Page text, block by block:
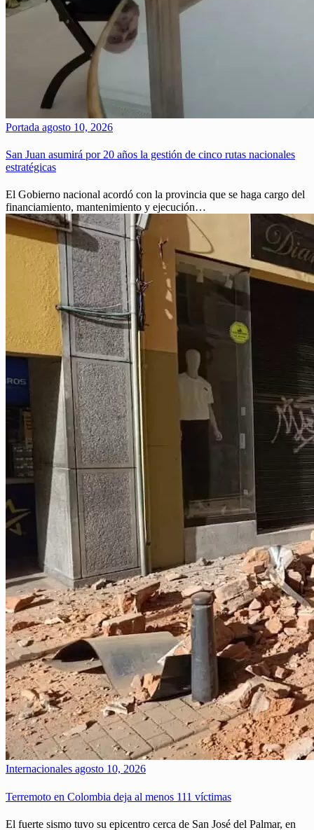
Portada agosto 10, 2026
San Juan asumirá por 20 años la gestión de cinco rutas nacionales
estratégicas
El Gobierno nacional acordó con la provincia que se haga cargo del
financiamiento, mantenimiento y ejecución…
Internacionales agosto 10, 2026
Terremoto en Colombia deja al menos 111 víctimas
El fuerte sismo tuvo su epicentro cerca de San José del Palmar, en